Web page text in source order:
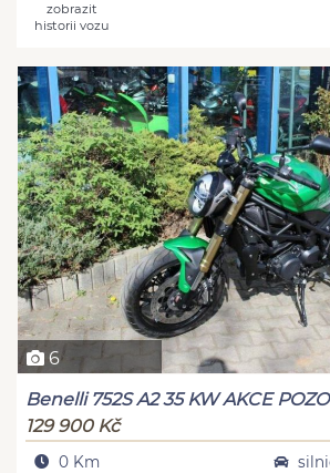
zobrazit
historii vozu
6
Benelli 752S A2 35 KW AKCE
129 900 Kč
0 Km